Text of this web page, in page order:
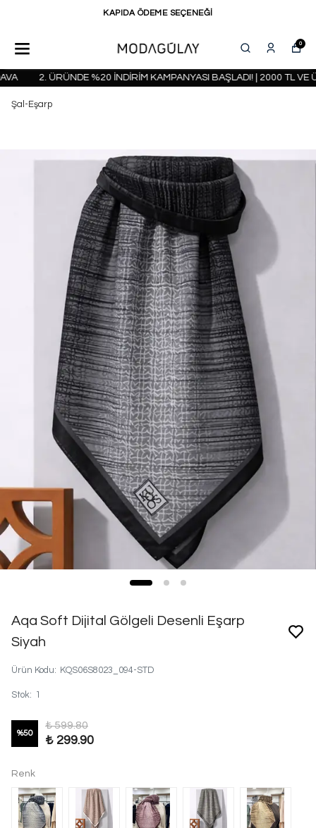
KAPIDA ÖDEME SEÇENEĞİ
0
2. ÜRÜNDE %20 İNDİRİM KAMPANYASI BAŞLADI! | 2000 TL VE
Şal-Eşarp
Aqa Soft Dijital Gölgeli Desenli Eşarp
Siyah
Ürün Kodu: KQS06S8023_094-STD
Stok: 1
%50
₺ 599.80
₺ 299.90
Renk